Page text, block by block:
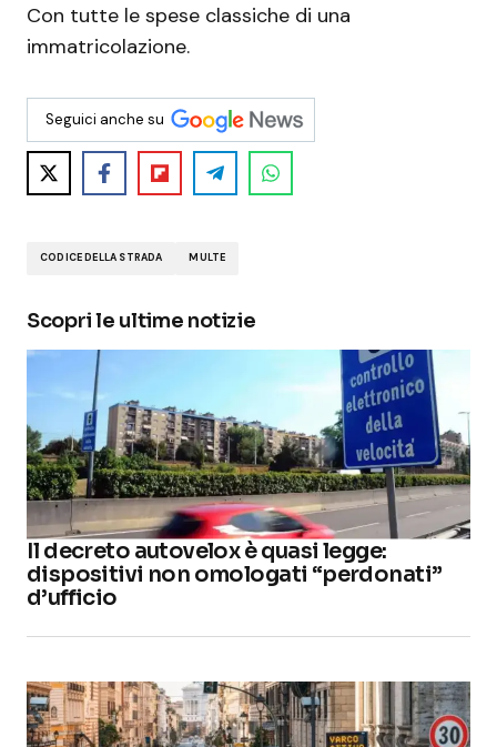
Con tutte le spese classiche di una
immatricolazione.
Seguici anche su
CODICE DELLA STRADA MULTE
Scopri le ultime notizie
Il decreto autovelox è quasi legge:
dispositivi non omologati “perdonati”
d’ufficio